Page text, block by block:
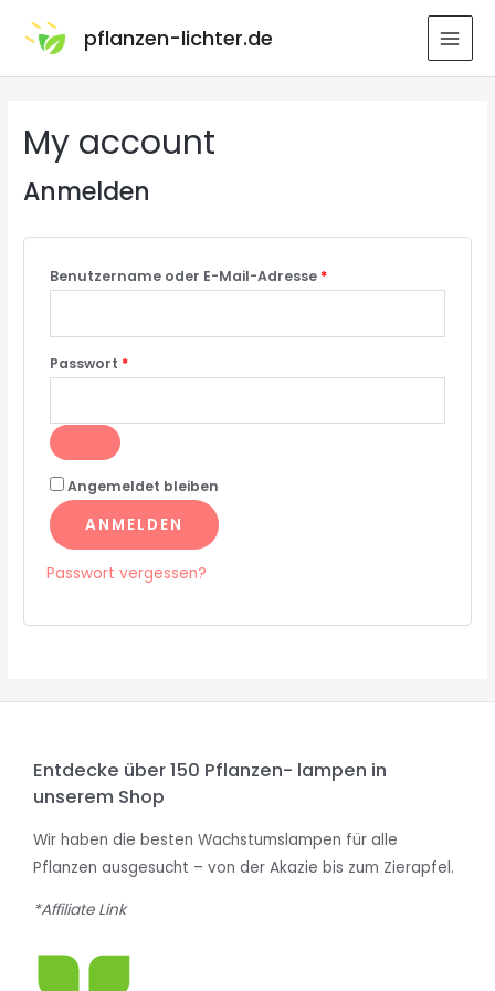
pflanzen-lichter.de
My account
Anmelden
Benutzername oder E-Mail-Adresse *
Passwort *
Angemeldet bleiben
ANMELDEN
Passwort vergessen?
Entdecke über 150 Pflanzen- lampen in
unserem Shop
Wir haben die besten Wachstumslampen für alle
Pflanzen ausgesucht – von der Akazie bis zum Zierapfel.
*Affiliate Link